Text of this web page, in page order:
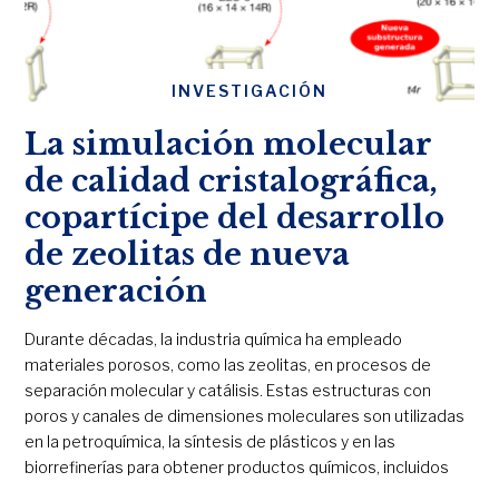
INVESTIGACIÓN
La simulación molecular
de calidad cristalográfica,
copartícipe del desarrollo
de zeolitas de nueva
generación
Durante décadas, la industria química ha empleado
materiales porosos, como las zeolitas, en procesos de
separación molecular y catálisis. Estas estructuras con
poros y canales de dimensiones moleculares son utilizadas
en la petroquímica, la síntesis de plásticos y en las
biorrefinerías para obtener productos químicos, incluidos